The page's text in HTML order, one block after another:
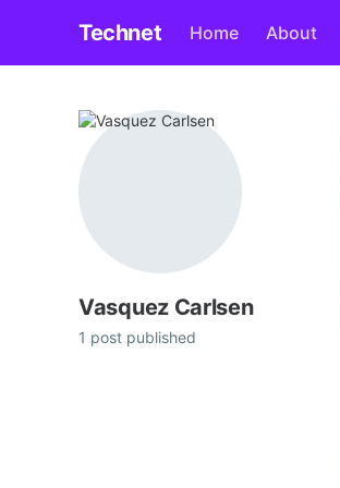
Technet Home About
Vasquez Carlsen
1 post published